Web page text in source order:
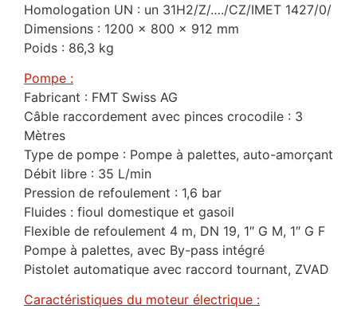
Homologation UN : un 31H2/Z/…./CZ/IMET 1427/0/
Dimensions : 1200 x 800 x 912 mm
Poids : 86,3 kg
Pompe :
Fabricant : FMT Swiss AG
Câble raccordement avec pinces crocodile : 3
Mètres
Type de pompe : Pompe à palettes, auto-amorçant
Débit libre : 35 L/min
Pression de refoulement : 1,6 bar
Fluides : fioul domestique et gasoil
Flexible de refoulement 4 m, DN 19, 1″ G M, 1″ G F
Pompe à palettes, avec By-pass intégré
Pistolet automatique avec raccord tournant, ZVAD
Caractéristiques du moteur électrique :